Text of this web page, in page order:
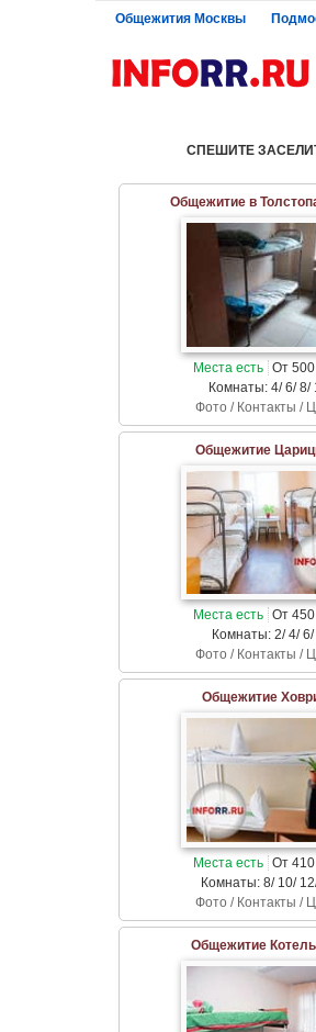
Общежития Москвы
СПЕШИТЕ
Общежитие в
Места есть От 500
Комнаты: 4/ 6/ 8/
Фото / Контакты /
Общежитие
Места есть От
Комнаты: 2/ 4/ 6/
Фото / Контакты /
Общежитие
Места есть От 410
Комнаты: 8/ 10/
Фото / Контакты /
Общежитие